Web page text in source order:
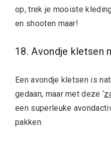
op, trek je mooiste
en shooten maar!
18. Avondje kletsen
Een avondje kletsen is
gedaan, maar met deze ‘
een superleuke
pakken.